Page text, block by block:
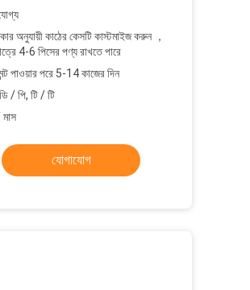
অনুযায়ী কাঠের কেসটি কাস্টমাইজ করুন ，
4-6 পিসের পণ্য রাখতে পারে
পাওয়ার পরে 5-14 কাজের দিন
/ পি, টি / টি
যোগাযোগ